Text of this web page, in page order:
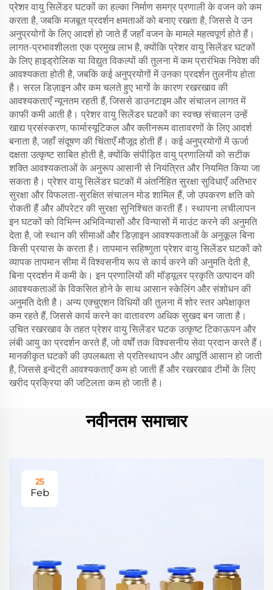
प्रेशर वायु सिलेंडर घटकों का हल्का निर्माण समग्र प्रणाली के वजन को कम
करता है, जबकि मजबूत प्रदर्शन क्षमताओं को बनाए रखता है, जिससे वे उन
अनुप्रयोगों के लिए आदर्श हो जाते हैं जहाँ वजन के मामले महत्वपूर्ण होते हैं।
लागत-प्रभावशीलता एक प्रमुख लाभ है, क्योंकि प्रेशर वायु सिलेंडर घटकों
के लिए हाइड्रोलिक या विद्युत विकल्पों की तुलना में कम प्रारंभिक निवेश की
आवश्यकता होती है, जबकि कई अनुप्रयोगों में उनका प्रदर्शन तुलनीय होता
है। सरल डिज़ाइन और कम चलते हुए भागों के कारण रखरखाव की
आवश्यकताएँ न्यूनतम रहती हैं, जिससे डाउनटाइम और संचालन लागत में
काफी कमी आती है। प्रेशर वायु सिलेंडर घटकों का स्वच्छ संचालन उन्हें
खाद्य प्रसंस्करण, फार्मास्यूटिकल और क्लीनरूम वातावरणों के लिए आदर्श
बनाता है, जहाँ संदूषण की चिंताएँ मौजूद होती हैं। कई अनुप्रयोगों में ऊर्जा
दक्षता उत्कृष्ट साबित होती है, क्योंकि संपीड़ित वायु प्रणालियों को सटीक
शक्ति आवश्यकताओं के अनुरूप आसानी से नियंत्रित और नियमित किया जा
सकता है। प्रेशर वायु सिलेंडर घटकों में अंतर्निहित सुरक्षा सुविधाएँ अतिभार
सुरक्षा और विफलता-सुरक्षित संचालन मोड शामिल हैं, जो उपकरण क्षति को
रोकती हैं और ऑपरेटर की सुरक्षा सुनिश्चित करती हैं। स्थापना लचीलापन
इन घटकों को विभिन्न अभिविन्यासों और विन्यासों में माउंट करने की अनुमति
देता है, जो स्थान की सीमाओं और डिज़ाइन आवश्यकताओं के अनुकूल बिना
किसी प्रयास के करता है। तापमान सहिष्णुता प्रेशर वायु सिलेंडर घटकों को
व्यापक तापमान सीमा में विश्वसनीय रूप से कार्य करने की अनुमति देती है,
बिना प्रदर्शन में कमी के। इन प्रणालियों की मॉड्यूलर प्रकृति उत्पादन की
आवश्यकताओं के विकसित होने के साथ आसान स्केलिंग और संशोधन की
अनुमति देती है। अन्य एक्चुएशन विधियों की तुलना में शोर स्तर अपेक्षाकृत
कम रहते हैं, जिससे कार्य करने का वातावरण अधिक सुखद बन जाता है।
उचित रखरखाव के तहत प्रेशर वायु सिलेंडर घटक उत्कृष्ट टिकाऊपन और
लंबी आयु का प्रदर्शन करते हैं, जो वर्षों तक विश्वसनीय सेवा प्रदान करते हैं।
मानकीकृत घटकों की उपलब्धता से प्रतिस्थापन और आपूर्ति आसान हो जाती
है, जिससे इन्वेंट्री आवश्यकताएँ कम हो जाती हैं और रखरखाव टीमों के लिए
खरीद प्रक्रिया की जटिलता कम हो जाती है।
नवीनतम समाचार
25
Feb